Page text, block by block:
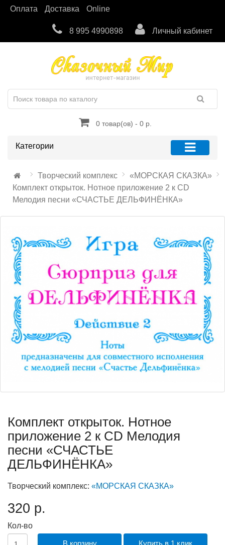
Оплата Доставка Online
8 995 4990898 Личный кабинет
0 товар(ов) - 0 р.
Категории
Творческий комплекс
«МОРСКАЯ СКАЗКА»
Комплект открыток. Нотное приложение 2 к CD
Мелодия песни «СЧАСТЬЕ ДЕЛЬФИНЁНКА»
Комплект открыток. Нотное
приложение 2 к CD Мелодия
песни «СЧАСТЬЕ
ДЕЛЬФИНЁНКА»
Творческий комплекс: «МОРСКАЯ СКАЗКА»
320 р.
Кол-во
В корзину Купить в 1 клик